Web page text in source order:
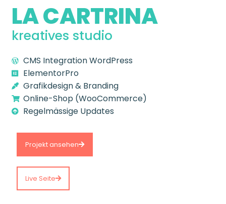
LA CARTRINA
kreatives studio
CMS IntegrationWordPress
ElementorPro
Grafikdesign & Branding
Online-Shop (WooCommerce)
Regelmässige Updates
Projekt ansehen
Live Seite